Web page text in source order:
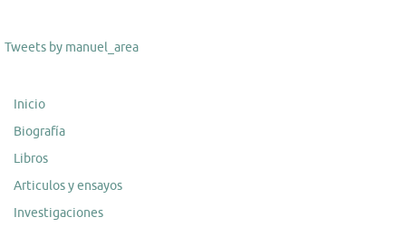
Tweets by manuel_area
Inicio
Biografía
Libros
Articulos y ensayos
Investigaciones